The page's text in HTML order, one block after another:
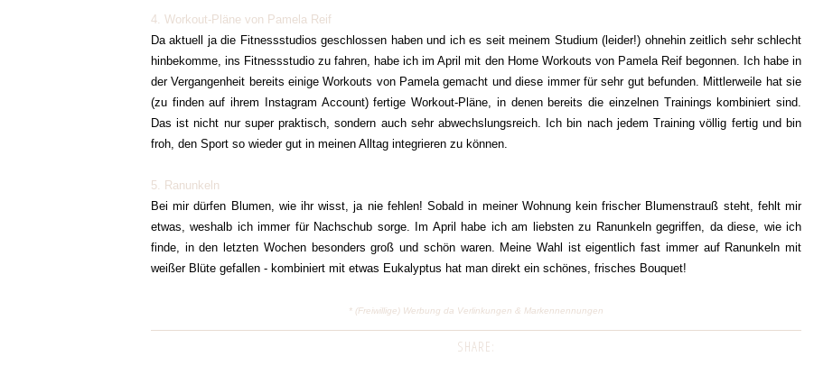
4. Workout-Pläne von Pamela Reif
Da aktuell ja die Fitnessstudios geschlossen haben und ich es seit meinem Studium (leider!) ohnehin zeitlich sehr schlecht
hinbekomme, ins Fitnessstudio zu fahren, habe ich im April mit den Home Workouts von Pamela Reif begonnen. Ich habe in
der Vergangenheit bereits einige Workouts von Pamela gemacht und diese immer für sehr gut befunden. Mittlerweile hat sie
(zu finden auf ihrem Instagram Account) fertige Workout-Pläne, in denen bereits die einzelnen Trainings kombiniert sind.
Das ist nicht nur super praktisch, sondern auch sehr abwechslungsreich. Ich bin nach jedem Training völlig fertig und bin
froh, den Sport so wieder gut in meinen Alltag integrieren zu können.
5. Ranunkeln
Bei mir dürfen Blumen, wie ihr wisst, ja nie fehlen! Sobald in meiner Wohnung kein frischer Blumenstrauß steht, fehlt mir
etwas, weshalb ich immer für Nachschub sorge. Im April habe ich am liebsten zu Ranunkeln gegriffen, da diese, wie ich
finde, in den letzten Wochen besonders groß und schön waren. Meine Wahl ist eigentlich fast immer auf Ranunkeln mit
weißer Blüte gefallen - kombiniert mit etwas Eukalyptus hat man direkt ein schönes, frisches Bouquet!
* (Freiwillige) Werbung da Verlinkungen & Markennennungen
SHARE: